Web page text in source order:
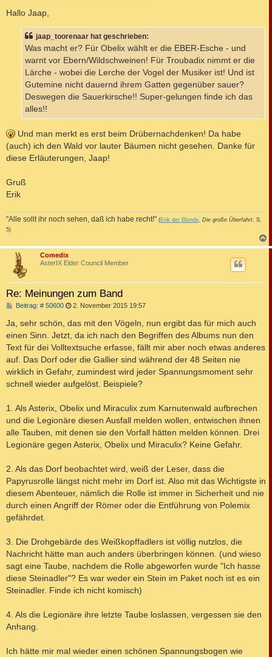
r
a
Hallo Jaap,
jaap_toorenaar hat geschrieben:
Was macht er? Für Obelix wählt er die EBER-Esche - und
warnt vor Ebern/Wildschweinen! Für Troubadix nimmt er die
Lärche - wobei die Lerche der Vogel der Musiker ist! Und ist
Gutemine nicht dauernd ihrem Gatten gegenüber sauer?
Deswegen die Sauerkirsche!! Super-gelungen finde ich das
alles!!
Und man merkt es erst beim Drübernachdenken! Da habe
(auch) ich den Wald vor lauter Bäumen nicht gesehen. Danke für
diese Erläuterungen, Jaap!
Gruß
Erik
"Alle sollt ihr noch sehen, daß ich habe recht!" (Erik der Blonde Die große Überfahrt , S.
5)
a
Comedix
AsterIX Elder Council Member
Re: Meinungen zum Band
Beitrag: # 50600B
t
r
a
g
2. November 2015 19:57
Ja, sehr schön, das mit den Vögeln, nun ergibt das für mich auch
einen Sinn. Jetzt, da ich nach den Begriffen des Albums nun den
Text für dei Volltextsuche erfasse, fällt mir aber noch etwas anderes
auf. Das Dorf oder die Gallier sind während der 48 Seiten nie
wirklich in Gefahr, zumindest wird jeder Spannungsmoment sehr
schnell wieder aufgelöst. Beispiele?
1. Als Asterix, Obelix und Miraculix zum Karnutenwald aufbrechen
und die Legionäre diesen Ausfall melden wollen, entwischen ihnen
alle Tauben, mit denen sie den Vorfall hätten melden können. Drei
Legionäre gegen Asterix, Obelix und Miraculix? Keine Gefahr.
2. Als das Dorf beobachtet wird, weiß der Leser, dass die
Papyrusrolle längst nicht mehr im Dorf ist. Also mit das Wichtigste in
diesem Abenteuer, nämlich die Rolle ist immer in Sicherheit und nie
durch einen Angriff der Römer oder die Entführung von Polemix
gefährdet.
3. Die Drohgebärde des Weißkopffadlers ist völlig nutzlos, die
Nachricht hätte man auch anders überbringen können. (und wieso
sagt eine Taube, nachdem die Rolle abgeworfen wurde "Ich hasse
diese Steinadler"? Es war weder ein Stein im Paket noch ist es ein
Steinadler. Finde ich nicht komisch)
4. Als die Legionäre ihre letzte Taube loslassen, vergessen sie den
Anhang.
Ich hätte mir mal wieder einen schönen Spannungsbogen wie